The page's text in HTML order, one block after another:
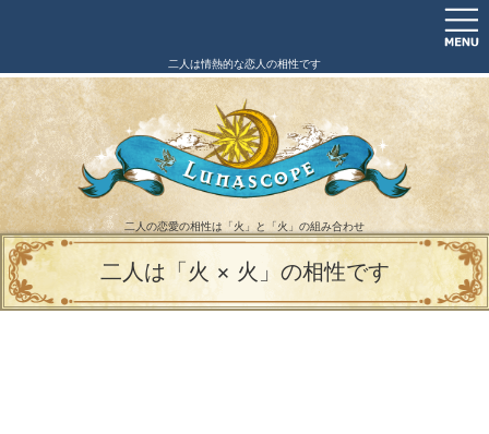
二人は情熱的な恋人の相性です
二人の恋愛の相性は「火」と「火」の組み合わせ
二人は「火 × 火」の相性です